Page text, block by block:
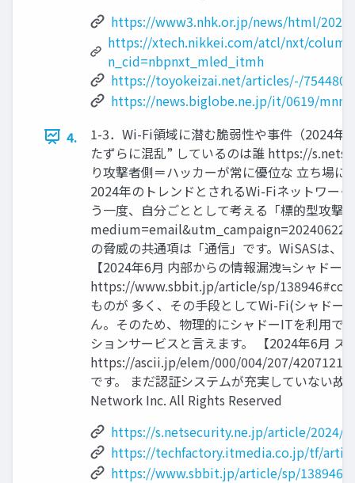
https://www3.nhk.or.jp/news/html/
https://xtech.nikkei.com/atcl/nxt/
n_cid=nbpnxt_mled_itmh
https://toyokeizai.net/articles/-/
https://news.biglobe.ne.jp/it/0619/
4.
1-3．Wi-Fi領域に潜む脆弱性や事件（2024年
たずらに混乱” しているのは誰 https://
り攻撃者側＝ハッカーが常に優位な 立ち場
2024年のトレンドとされるWi-Fiネットワー
う一度、自分ごととして考える「標的型
medium=email&utm_campaign=20240622 →
の脅威の共通項は「通信」です。WiSASは
【2024年6月 内部からの情報漏洩≒シャドー
https://www.sbbit.jp/article/sp/
ものが 多く、その手段としてWi-Fi(シャドー
ん。そのため、物理的にシャドーITを利用で
ションサービスと言えます。 【2024年6月
https://ascii.jp/elem/000/004/207/4207121/
です。 まだ認証システムが充実していない
Network Inc. All Rights Reserved
https://s.netsecurity.ne.jp/article/2024/
https://techfactory.itmedia.co.jp/tf/
https://www.sbbit.jp/article/sp/